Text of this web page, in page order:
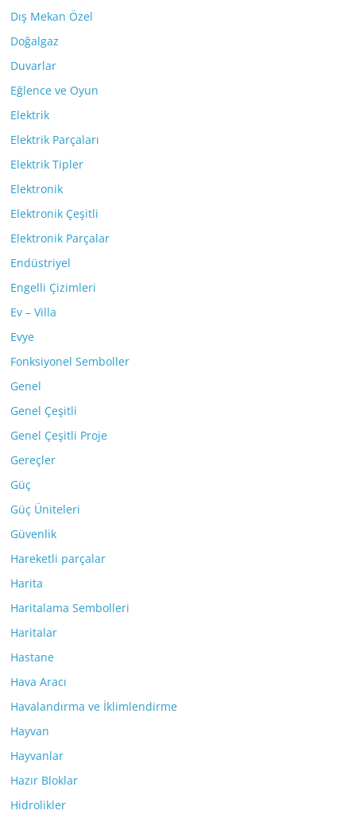
Dış Mekan Özel
Doğalgaz
Duvarlar
Eğlence ve Oyun
Elektrik
Elektrik Parçaları
Elektrik Tipler
Elektronik
Elektronik Çeşitli
Elektronik Parçalar
Endüstriyel
Engelli Çizimleri
Ev – Villa
Evye
Fonksiyonel Semboller
Genel
Genel Çeşitli
Genel Çeşitli Proje
Gereçler
Güç
Güç Üniteleri
Güvenlik
Hareketli parçalar
Harita
Haritalama Sembolleri
Haritalar
Hastane
Hava Aracı
Havalandırma ve İklimlendirme
Hayvan
Hayvanlar
Hazır Bloklar
Hidrolikler